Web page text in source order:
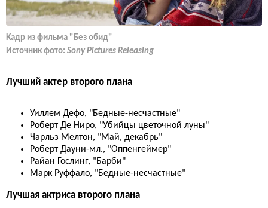
Кадр из фильма "Без обид"
Источник фото: Sony Pictures Releasing
Лучший актер второго плана
Уиллем Дефо, "Бедные-несчастные"
Роберт Де Ниро, "Убийцы цветочной луны"
Чарльз Мелтон, "Май, декабрь"
Роберт Дауни-мл., "Оппенгеймер"
Райан Гослинг, "Барби"
Марк Руффало, "Бедные-несчастные"
Лучшая актриса второго плана